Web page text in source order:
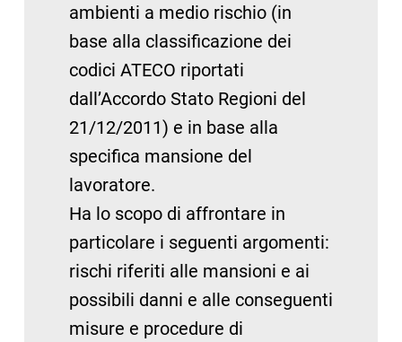
ambienti a medio rischio (in
base alla classificazione dei
codici ATECO riportati
dall’Accordo Stato Regioni del
21/12/2011) e in base alla
specifica mansione del
lavoratore.
Ha lo scopo di affrontare in
particolare i seguenti argomenti:
rischi riferiti alle mansioni e ai
possibili danni e alle conseguenti
misure e procedure di